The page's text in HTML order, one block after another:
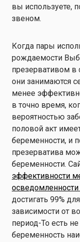
вы используете,
звеном.
Когда пары
рождаемости
презервативом
они занимаются
менее
в точно время,
вероятностью
половой акт
беременности, и
презерватива
беременности.
эффективности
достигать 99%
зависимости от
период-То есть
беременность